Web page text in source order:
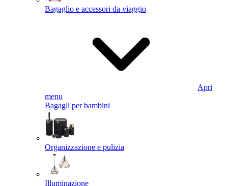
Bagaglio e accessori da viaggio
Apri
menu
Bagagli per bambini
Organizzazione e pulizia
Illuminazione